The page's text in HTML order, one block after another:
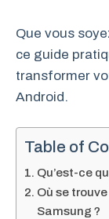
Que vous
ce guide
transformer
Android.
Table of
Qu’est-ce
Où se
Samsung ?